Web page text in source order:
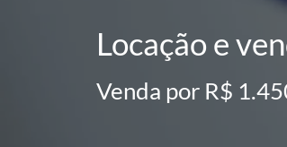
Locação e
Venda por R$